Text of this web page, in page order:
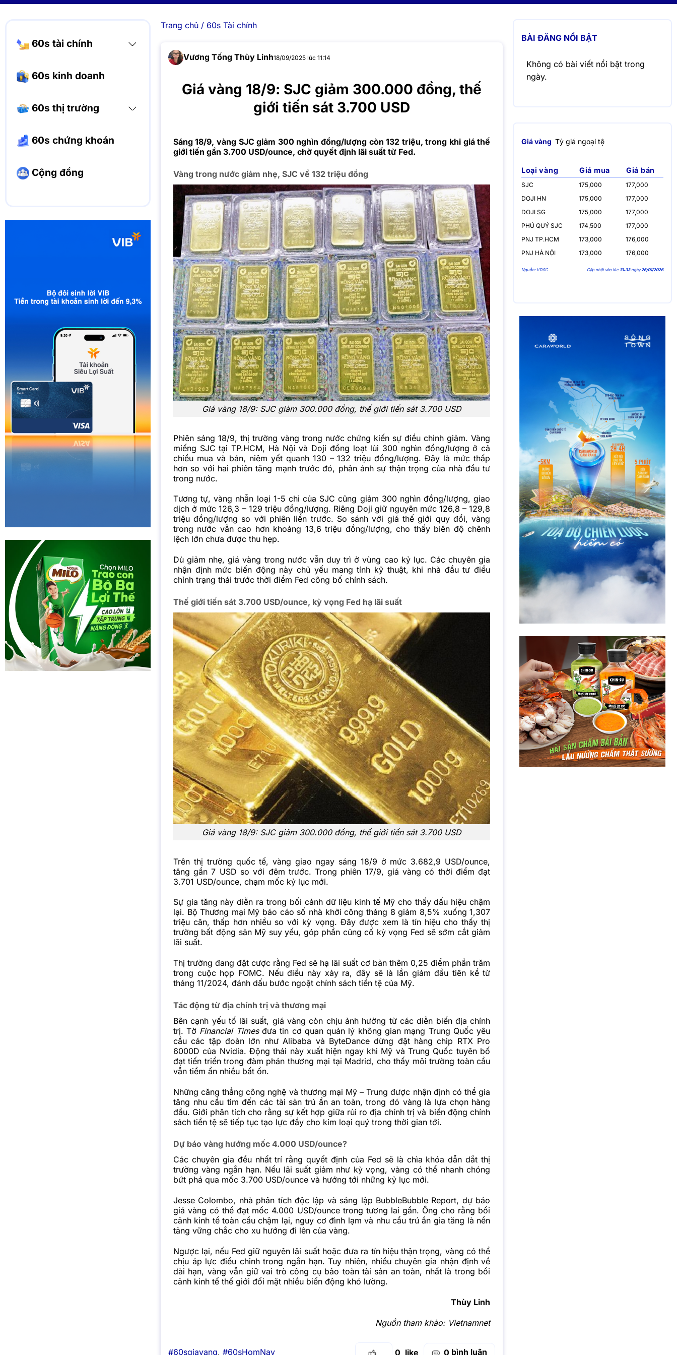
60s tài chính
60s kinh doanh
60s thị trường
60s chứng khoán
Cộng đồng
Trang chủ/ 60s Tài chính
Vương Tống Thùy Linh18/09/2025 lúc 11:14
Giá vàng 18/9: SJC giảm 300.000 đồng, thế
giới tiến sát 3.700 USD
Sáng 18/9, vàng SJC giảm 300 nghìn đồng/lượng còn 132 triệu, trong khi giá thế
giới tiến gần 3.700 USD/ounce, chờ quyết định lãi suất từ Fed.
Vàng trong nước giảm nhẹ, SJC về 132 triệu đồng
Giá vàng 18/9: SJC giảm 300.000 đồng, thế giới tiến sát 3.700 USD
Phiên sáng 18/9, thị trường vàng trong nước chứng kiến sự điều chỉnh giảm. Vàng
miếng SJC tại TP.HCM, Hà Nội và Doji đồng loạt lùi 300 nghìn đồng/lượng ở cả
chiều mua và bán, niêm yết quanh 130 – 132 triệu đồng/lượng. Đây là mức thấp
hơn so với hai phiên tăng mạnh trước đó, phản ánh sự thận trọng của nhà đầu tư
trong nước.
Tương tự, vàng nhẫn loại 1-5 chỉ của SJC cũng giảm 300 nghìn đồng/lượng, giao
dịch ở mức 126,3 – 129 triệu đồng/lượng. Riêng Doji giữ nguyên mức 126,8 – 129,8
triệu đồng/lượng so với phiên liền trước. So sánh với giá thế giới quy đổi, vàng
trong nước vẫn cao hơn khoảng 13,6 triệu đồng/lượng, cho thấy biên độ chênh
lệch lớn chưa được thu hẹp.
Dù giảm nhẹ, giá vàng trong nước vẫn duy trì ở vùng cao kỷ lục. Các chuyên gia
nhận định mức biến động này chủ yếu mang tính kỹ thuật, khi nhà đầu tư điều
chỉnh trạng thái trước thời điểm Fed công bố chính sách.
Thế giới tiến sát 3.700 USD/ounce, kỳ vọng Fed hạ lãi suất
Giá vàng 18/9: SJC giảm 300.000 đồng, thế giới tiến sát 3.700 USD
Trên thị trường quốc tế, vàng giao ngay sáng 18/9 ở mức 3.682,9 USD/ounce,
tăng gần 7 USD so với đêm trước. Trong phiên 17/9, giá vàng có thời điểm đạt
3.701 USD/ounce, chạm mốc kỷ lục mới.
Sự gia tăng này diễn ra trong bối cảnh dữ liệu kinh tế Mỹ cho thấy dấu hiệu chậm
lại. Bộ Thương mại Mỹ báo cáo số nhà khởi công tháng 8 giảm 8,5% xuống 1,307
triệu căn, thấp hơn nhiều so với kỳ vọng. Đây được xem là tín hiệu cho thấy thị
trường bất động sản Mỹ suy yếu, góp phần củng cố kỳ vọng Fed sẽ sớm cắt giảm
lãi suất.
Thị trường đang đặt cược rằng Fed sẽ hạ lãi suất cơ bản thêm 0,25 điểm phần trăm
trong cuộc họp FOMC. Nếu điều này xảy ra, đây sẽ là lần giảm đầu tiên kể từ
tháng 11/2024, đánh dấu bước ngoặt chính sách tiền tệ của Mỹ.
Tác động từ địa chính trị và thương mại
Bên cạnh yếu tố lãi suất, giá vàng còn chịu ảnh hưởng từ các diễn biến địa chính
trị. Tờ Financial Timesđưa tin cơ quan quản lý không gian mạng Trung Quốc yêu
cầu các tập đoàn lớn như Alibaba và ByteDance dừng đặt hàng chip RTX Pro
6000D của Nvidia. Động thái này xuất hiện ngay khi Mỹ và Trung Quốc tuyên bố
đạt tiến triển trong đàm phán thương mại tại Madrid, cho thấy môi trường toàn cầu
vẫn tiềm ẩn nhiều bất ổn.
Những căng thẳng công nghệ và thương mại Mỹ – Trung được nhận định có thể gia
tăng nhu cầu tìm đến các tài sản trú ẩn an toàn, trong đó vàng là lựa chọn hàng
đầu. Giới phân tích cho rằng sự kết hợp giữa rủi ro địa chính trị và biến động chính
sách tiền tệ sẽ tiếp tục tạo lực đẩy cho kim loại quý trong thời gian tới.
Dự báo vàng hướng mốc 4.000 USD/ounce?
Các chuyên gia đều nhất trí rằng quyết định của Fed sẽ là chìa khóa dẫn dắt thị
trường vàng ngắn hạn. Nếu lãi suất giảm như kỳ vọng, vàng có thể nhanh chóng
bứt phá qua mốc 3.700 USD/ounce và hướng tới những kỷ lục mới.
Jesse Colombo, nhà phân tích độc lập và sáng lập BubbleBubble Report, dự báo
giá vàng có thể đạt mốc 4.000 USD/ounce trong tương lai gần. Ông cho rằng bối
cảnh kinh tế toàn cầu chậm lại, nguy cơ đình lạm và nhu cầu trú ẩn gia tăng là nền
tảng vững chắc cho xu hướng đi lên của vàng.
Ngược lại, nếu Fed giữ nguyên lãi suất hoặc đưa ra tín hiệu thận trọng, vàng có thể
chịu áp lực điều chỉnh trong ngắn hạn. Tuy nhiên, nhiều chuyên gia nhận định về
dài hạn, vàng vẫn giữ vai trò công cụ bảo toàn tài sản an toàn, nhất là trong bối
cảnh kinh tế thế giới đối mặt nhiều biến động khó lường.
Thùy Linh
Nguồn tham khảo: Vietnamnet
#60sgiavang, #60sHomNay 0 0 bình luận
BÀI ĐĂNG NỔI BẬT
Không có bài viết nổi bật trong
ngày.
Giá vàng Tỷ giá ngoại tệ
Loại vàng Giá mua Giá bán
SJC 175,000
177,000
DOJI HN
175,000
177,000
DOJI SG
175,000
177,000
PHÚ QUÝ SJC
174,500
177,000
PNJ TP.HCM
173,000
176,000
PNJ HÀ NỘI
173,000 176,000
Nguồn: VDSC Cập nhật vào lúc 13:33ngày26/01/2026